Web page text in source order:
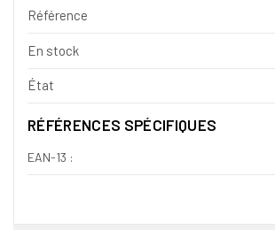
Référence
En stock
État
RÉFÉRENCES SPÉCIFIQUES
EAN-13 :